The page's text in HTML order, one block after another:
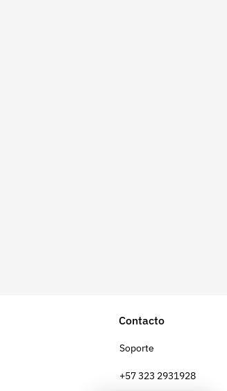
Contacto
Soporte
+57 323 2931928